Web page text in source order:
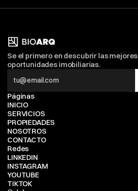
Se el primero en descubrir las mejores
oportunidades imobiliarias.
Páginas
INICIO
SERVICIOS
PROPIEDADES
NOSOTROS
CONTACTO
Redes
LINKEDIN
INSTAGRAM
YOUTUBE
TIKTOK